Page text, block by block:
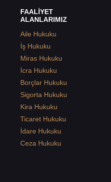
FAALİYET
ALANLARIMIZ
Aile Hukuku
İş Hukuku
Miras Hukuku
İcra Hukuku
Borçlar Hukuku
Sigorta Hukuku
Kira Hukuku
Ticaret Hukuku
İdare Hukuku
Ceza Hukuku